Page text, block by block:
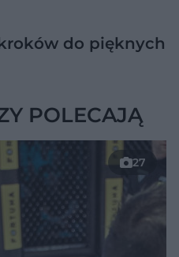
do pięknych
POLECAJĄ
27